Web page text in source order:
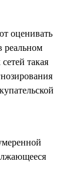
оценивать
реальном
такая